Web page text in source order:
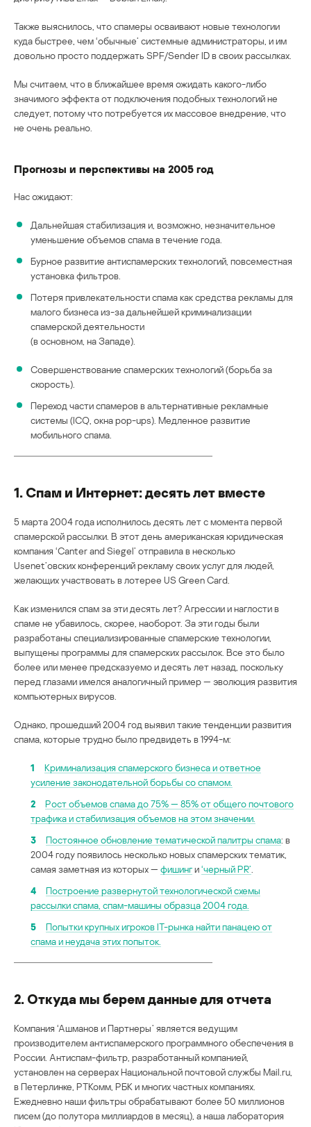
Также выяснилось, что спамеры осваивают новые технологии
куда быстрее, чем ‘обычные’ системные администраторы, и им
довольно просто поддержать SPF/Sender ID в своих рассылках.
Мы считаем, что в ближайшее время ожидать какого-либо
значимого эффекта от подключения подобных технологий не
следует, потому что потребуется их массовое внедрение, что
не очень реально.
Прогнозы и перспективы на 2005 год
Нас ожидают:
Дальнейшая стабилизация и, возможно, незначительное
уменьшение объемов спама в течение года.
Бурное развитие антиспамерских технологий, повсеместная
установка фильтров.
Потеря привлекательности спама как средства рекламы для
малого бизнеса из-за дальнейшей криминализации
спамерской деятельности
(в основном, на Западе).
Совершенствование спамерских технологий (борьба за
скорость).
Переход части спамеров в альтернативные рекламные
системы (ICQ, окна pop-ups). Медленное развитие
мобильного спама.
1. Спам и Интернет: десять лет вместе
5 марта 2004 года исполнилось десять лет с момента первой
спамерской рассылки. В этот день американская юридическая
компания ‘Canter and Siegel’ отправила в несколько
Usenet’овских конференций рекламу своих услуг для людей,
желающих участвовать в лотерее US Green Card.
Как изменился спам за эти десять лет? Агрессии и наглости в
спаме не убавилось, скорее, наоборот. За эти годы были
разработаны специализированные спамерские технологии,
выпущены программы для спамерских рассылок. Все это было
более или менее предсказуемо и десять лет назад, поскольку
перед глазами имелся аналогичный пример — эволюция развития
компьютерных вирусов.
Однако, прошедший 2004 год выявил такие тенденции развития
спама, которые трудно было предвидеть в 1994-м:
1
Криминализация спамерского бизнеса и ответное
усиление законодательной борьбы со спамом.
2
Рост объемов спама до 75% — 85% от общего почтового
трафика и стабилизация объемов на этом значении.
3
Постоянное обновление тематической палитры спама: в
2004 году появилось несколько новых спамерских тематик,
самая заметная из которых — фишинги‘черный PR’
4
Построение развернутой технологической схемы
рассылки спама, спам-машины образца 2004 года.
5
Попытки крупных игроков IT-рынка найти панацею от
спама и неудача этих попыток.
2. Откуда мы берем данные для отчета
Компания ‘Ашманов и Партнеры’ является ведущим
производителем антиспамерского программного обеспечения в
России. Антиспам-фильтр, разработанный компанией,
установлен на серверах Национальной почтовой службы Mail.ru,
в Петерлинке, РТКомм, РБК и многих частных компаниях.
Ежедневно наши фильтры обрабатывают более 50 миллионов
писем (до полутора миллиардов в месяц), а наша лаборатория